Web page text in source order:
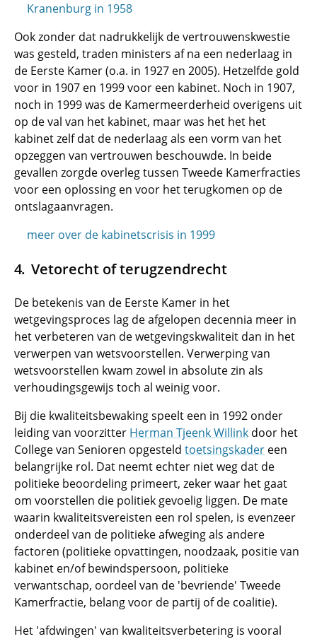
Kranenburg in 1958
Ook zonder dat nadrukkelijk de vertrouwenskwestie
was gesteld, traden ministers af na een nederlaag in
de Eerste Kamer (o.a. in 1927 en 2005). Hetzelfde gold
voor in 1907 en 1999 voor een kabinet. Noch in 1907,
noch in 1999 was de Kamermeerderheid overigens uit
op de val van het kabinet, maar was het het het
kabinet zelf dat de nederlaag als een vorm van het
opzeggen van vertrouwen beschouwde. In beide
gevallen zorgde overleg tussen Tweede Kamerfracties
voor een oplossing en voor het terugkomen op de
ontslagaanvragen.
meer over de kabinetscrisis in 1999
Vetorecht of terugzendrecht
De betekenis van de Eerste Kamer in het
wetgevingsproces lag de afgelopen decennia meer in
het verbeteren van de wetgevingskwaliteit dan in het
verwerpen van wetsvoorstellen. Verwerping van
wetsvoorstellen kwam zowel in absolute zin als
verhoudingsgewijs toch al weinig voor.
Bij die kwaliteitsbewaking speelt een in 1992 onder
leiding van voorzitter Herman Tjeenk Willink door het
College van Senioren opgesteld toetsingskader een
belangrijke rol. Dat neemt echter niet weg dat de
politieke beoordeling primeert, zeker waar het gaat
om voorstellen die politiek gevoelig liggen. De mate
waarin kwaliteitsvereisten een rol spelen, is evenzeer
onderdeel van de politieke afweging als andere
factoren (politieke opvattingen, noodzaak, positie van
kabinet en/of bewindspersoon, politieke
verwantschap, oordeel van de 'bevriende' Tweede
Kamerfractie, belang voor de partij of de coalitie).
Het 'afdwingen' van kwaliteitsverbetering is vooral